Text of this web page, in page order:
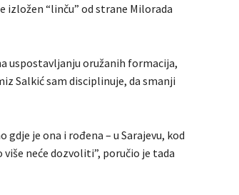
izložen “linču” od strane Milorada
uspostavljanju oružanih formacija,
Salkić sam disciplinuje, da smanji
je ona i rođena – u Sarajevu, kod
neće dozvoliti”, poručio je tada